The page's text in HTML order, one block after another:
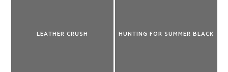
LEATHER CRUSH HUNTING FOR SUMMER BLACK